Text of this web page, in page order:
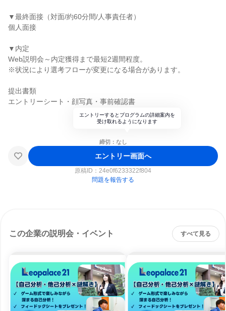
▼最終面接（対面/約60分間/人事責任者）
個人面接
▼内定
Web説明会～内定獲得まで最短2週間程度。
※状況により選考フローが変更になる場合があります。
提出書類
エントリーシート・顔写真・事前確認書
エントリーするとプログラムの詳細案内を
受け取れるようになります
締切：なし
エントリー画面へ
原稿ID： 24e0f6233322f804
問題を報告する
この企業の説明会・イベント すべて見る